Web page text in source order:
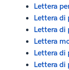
Lettera
Lettera di
Lettera di
Lettera
Lettera di
Lettera di